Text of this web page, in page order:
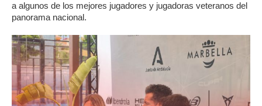
a algunos de los mejores jugadores y jugadoras veteranos del
panorama nacional.